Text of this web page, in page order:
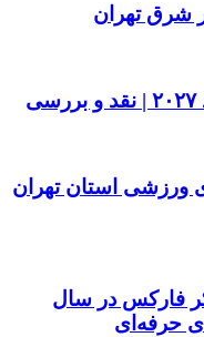
شرق تهران
ورزشی استان تهران
فارکس در سال